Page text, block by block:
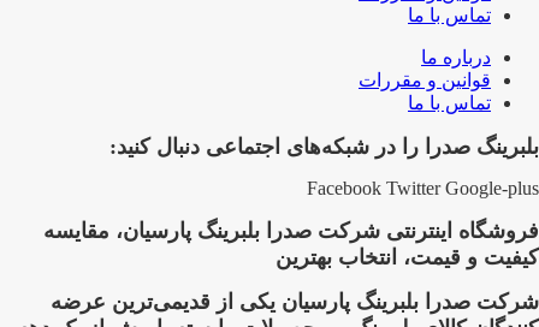
تماس با ما
درباره ما
قوانین و مقررات
تماس با ما
بلبرینگ صدرا را در شبکه‌های اجتماعی دنبال کنید:
Facebook Twitter Google-plus
فروشگاه اینترنتی شرکت صدرا بلبرینگ پارسیان، مقایسه
کیفیت و قیمت، انتخاب بهترین
شرکت صدرا بلبرینگ پارسیان یکی از قدیمی‌ترین عرضه